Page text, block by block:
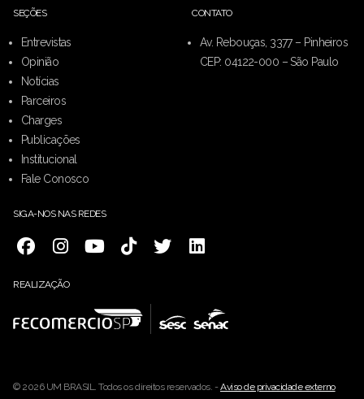
SEÇÕES
Entrevistas
Opinião
Notícias
Parceiros
Charges
Publicações
Institucional
Fale Conosco
CONTATO
Av. Rebouças, 3377 – Pinheiros
CEP: 04122-000 – São Paulo
SIGA-NOS NAS REDES
REALIZAÇÃO
© 2026 UM BRASIL. Todos os direitos reservados. -Aviso de privacidade externo